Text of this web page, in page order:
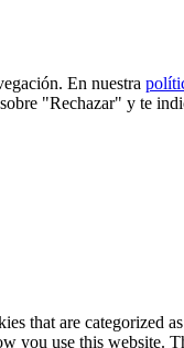
En nuestra
"Rechazar" y te
that are categorized
you use this